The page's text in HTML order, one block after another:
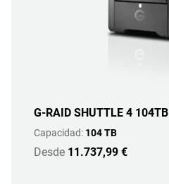
G-RAID SHUTTLE 4 104TB
Capacidad: 104 TB
Desde 11.737,99 €